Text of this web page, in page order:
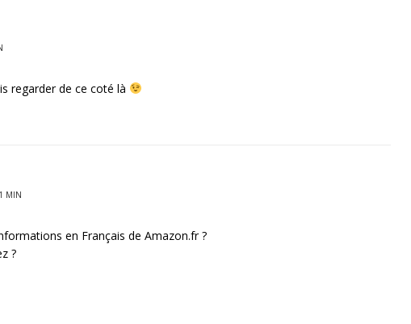
regarder de ce coté là
MIN
en Français de Amazon.fr ?
?